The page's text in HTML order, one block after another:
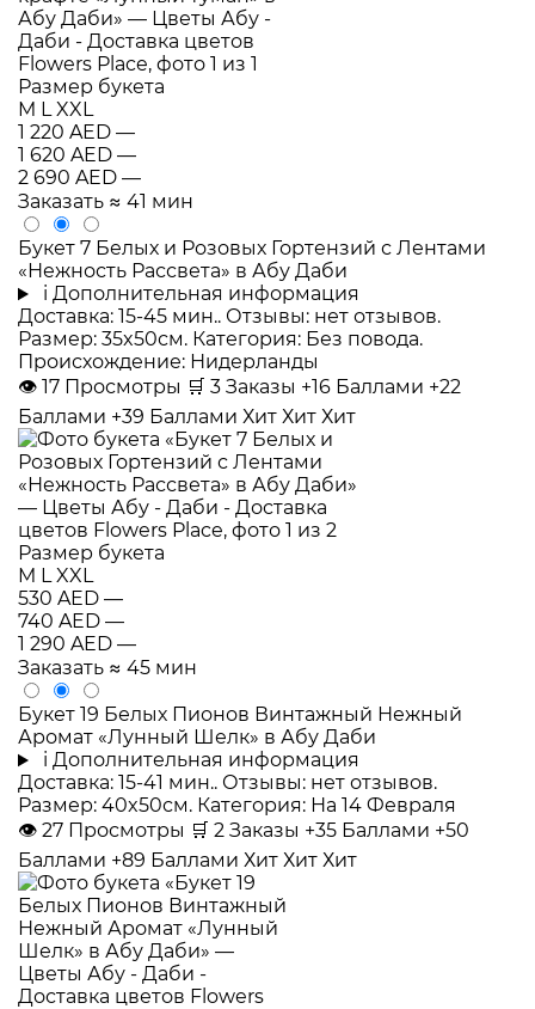
Размер букета
M LXXL
1 220 AED —
1 620 AED —
2 690 AED —
Заказать ≈ 41 мин
Букет 7 Белых и Розовых Гортензий с Лентами
«Нежность Рассвета» в Абу Даби
i Дополнительная информация
Доставка: 15-45 мин.. Отзывы: нет отзывов.
Размер: 35x50см. Категория: Без повода.
Происхождение: Нидерланды
👁 17 Просмотры 🛒 3 Заказы +16 Баллами +22
Баллами +39 Баллами Хит Хит Хит
Размер букета
M LXXL
530 AED —
740 AED —
1 290 AED —
Заказать ≈ 45 мин
Букет 19 Белых Пионов Винтажный Нежный
Аромат «Лунный Шелк» в Абу Даби
i Дополнительная информация
Доставка: 15-41 мин.. Отзывы: нет отзывов.
Размер: 40x50см. Категория: На 14 Февраля
👁 27 Просмотры 🛒 2 Заказы +35 Баллами +50
Баллами +89 Баллами Хит Хит Хит